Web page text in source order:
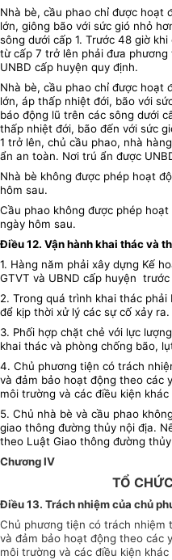
Nhà bè, cầu phao chỉ được hoạt
lớn, giông bão với sức gió nhỏ
sông dưới cấp 1. Trước 48 giờ
từ cấp 7 trở lên phải đưa
UNBD cấp huyện quy định.
Nhà bè, cầu phao chỉ được hoạt
lớn, áp thấp nhiệt đới, bão với
báo động lũ trên các sông dưới
thấp nhiệt đới, bão đến với sức
1 trở lên, chủ cầu phao, nhà
ẩn an toàn. Nơi trú ẩn được
Nhà bè không được phép hoạt
hôm sau.
Cầu phao không được phép hoạt
ngày hôm sau.
Điều 12. Vận hành khai thác và
1. Hàng năm phải xây dựng Kế
GTVT và UBND cấp huyện
2. Trong quá trình khai thác
để kịp thời xử lý các sự cố xảy ra.
3. Phối hợp chặt chẻ với lực
khai thác và phòng chống bão,
4. Chủ phương tiện có trách
và đảm bảo hoạt động theo các
môi trường và các điều kiện
5. Chủ nhà bè và cầu phao
giao thông đường thủy nội địa.
theo Luật Giao thông đường
Chương IV
TỔ
Điều 13. Trách nhiệm của chủ
Chủ phương tiện có trách
và đảm bảo hoạt động theo các
môi trường và các điều kiện